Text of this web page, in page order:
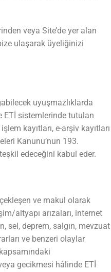
veya Site’de yer alan
ulaşarak üyeliğinizi
uyuşmazlıklarda
ETİ sistemlerinde tutulan
kayıtları, e-arşiv kayıtları
Kanunu’nun 193.
edeceğini kabul eder.
ve makul olarak
altyapı arızaları, internet
sel, deprem, salgın, mevzuat
ve benzeri olaylar
gecikmesi hâlinde ETİ